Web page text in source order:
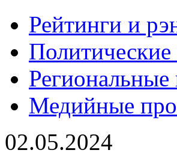
Рейтинги и
Политические
Региональные
Медийные
02.05.2024